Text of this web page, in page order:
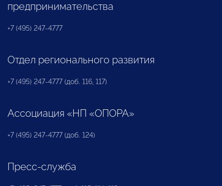
предпринимательства
+7 (495) 247-4777
Отдел регионального развития
+7 (495) 247-4777 (доб. 116, 117)
Ассоциация «НП «ОПОРА»
+7 (495) 247-4777 (доб. 124)
Пресс-служба